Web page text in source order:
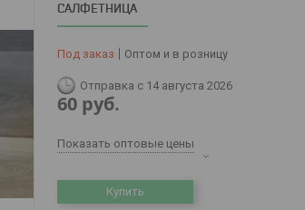
САЛФЕТНИЦА
Под заказ Оптом и в розницу
Отправка с 14 августа 2026
60 руб.
Показать оптовые цены
Купить